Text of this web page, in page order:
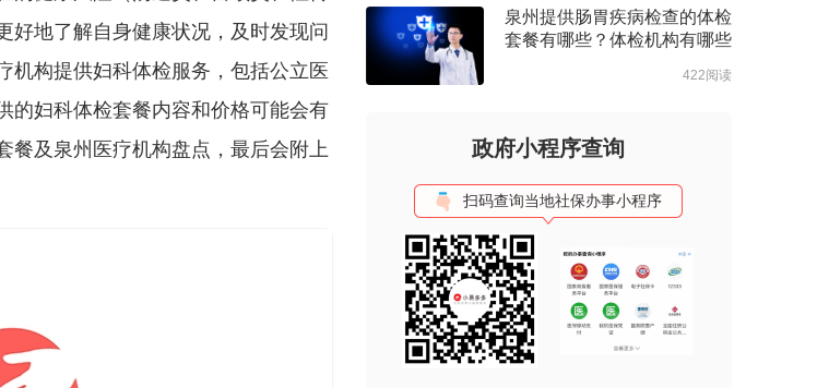
好地了解自身健康状况，及时发现问
机构提供妇科体检服务，包括公立医
的妇科体检套餐内容和价格可能会有
餐及泉州医疗机构盘点，最后会附上
泉州提供肠胃疾病检查的体检
套餐有哪些？体检机构有哪些
422阅读
政府小程序查询
扫码查询当地社保办事小程序